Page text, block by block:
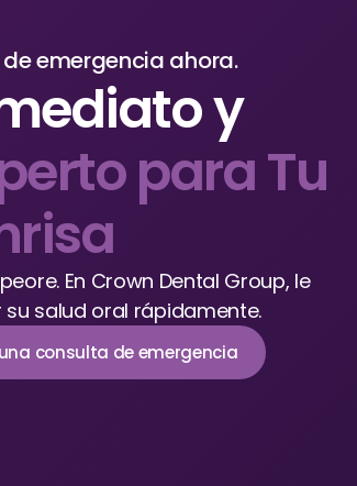
emergencia ahora.
y
para Tu
En Crown Dental Group, le
salud oral rápidamente.
consulta de emergencia